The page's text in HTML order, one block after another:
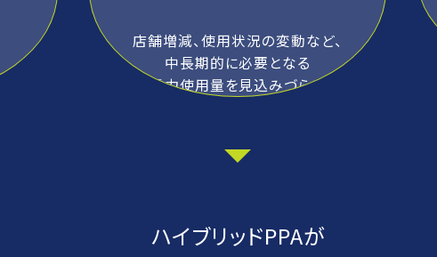
店舗増減、使用状況の変動など、
中長期的に必要となる
電力使用量を見込みづらい
ハイブリッドPPAが